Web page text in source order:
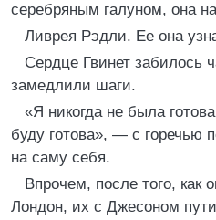
серебряным галуном, она
Ливрея Рэдли. Ее она
Сердце Гвинет забилось
замедлили шаги.
«Я никогда не была
буду готова», — с горечью
на саму себя.
Впрочем, после того, как
Лондон, их с Джесоном